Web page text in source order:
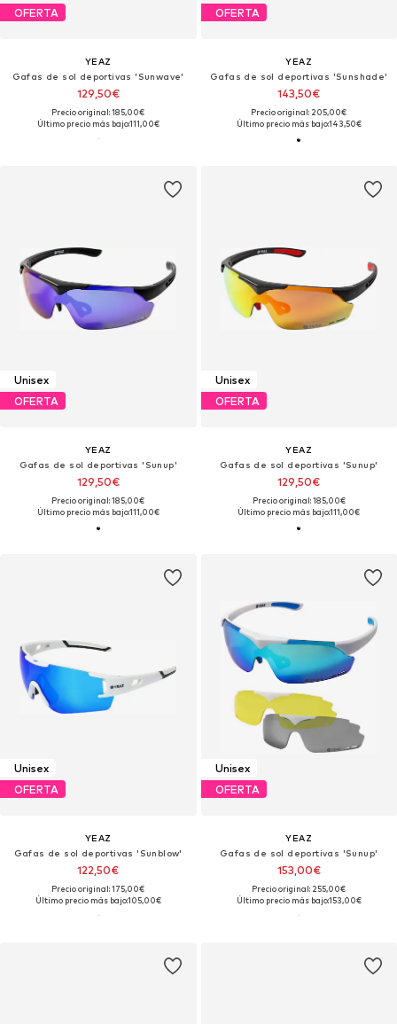
OFERTA
YEAZ
Gafas de sol deportivas 'Sunwave'
129,50€
Precio original: 185,00€
Último precio más bajo:111,00€
OFERTA
YEAZ
Gafas de sol deportivas 'Sunshade'
143,50€
Precio original: 205,00€
Último precio más bajo:143,50€
Unisex
OFERTA
YEAZ
Gafas de sol deportivas 'Sunup'
129,50€
Precio original: 185,00€
Último precio más bajo:111,00€
Unisex
OFERTA
YEAZ
Gafas de sol deportivas 'Sunup'
129,50€
Precio original: 185,00€
Último precio más bajo:111,00€
Unisex
OFERTA
YEAZ
Gafas de sol deportivas 'Sunblow'
122,50€
Precio original: 175,00€
Último precio más bajo:105,00€
Unisex
OFERTA
YEAZ
Gafas de sol deportivas 'Sunup'
153,00€
Precio original: 255,00€
Último precio más bajo:153,00€